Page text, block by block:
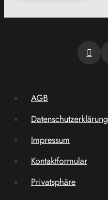
AGB
Datenschutzerklärung
Impressum
Kontaktformular
Privatsphäre